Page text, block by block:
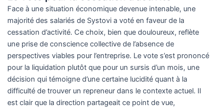
Face à une situation économique devenue intenable, une
majorité des salariés de Systovi a voté en faveur de la
cessation d’activité. Ce choix, bien que douloureux, reflète
une prise de conscience collective de l’absence de
perspectives viables pour l’entreprise. Le vote s’est prononcé
pour la liquidation plutôt que pour un sursis d’un mois, une
décision qui témoigne d’une certaine lucidité quant à la
difficulté de trouver un repreneur dans le contexte actuel. Il
est clair que la direction partageait ce point de vue,